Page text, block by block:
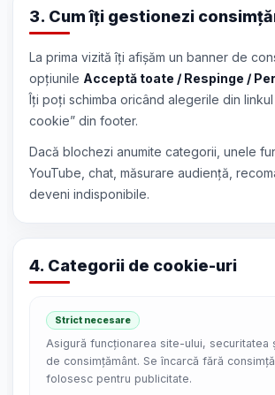
3. Cum îți gestionezi
La prima vizită îți afișăm un banner de
opțiunile Acceptă toate / Respinge /
Îți poți schimba oricând alegerile din
cookie” din footer.
Dacă blochezi anumite categorii, unele
YouTube, chat, măsurare audiență,
deveni indisponibile.
4. Categorii de cookie-uri
Strict necesare
Asigură funcționarea site-ului, securitatea
de consimțământ. Se încarcă fără
folosesc pentru publicitate.